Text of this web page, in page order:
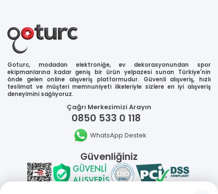
Goturc, modadan elektroniğe, ev dekorasyonundan spor
ekipmanlarına kadar geniş bir ürün yelpazesi sunan Türkiye'nin
önde gelen online alışveriş platformudur. Güvenli alışveriş, hızlı
teslimat ve müşteri memnuniyeti ilkeleriyle sizlere en iyi alışveriş
deneyimini sağlıyoruz.
Çağrı Merkezimizi Arayın
0850 533 0 118
WhatsApp Destek
Güvenliğiniz